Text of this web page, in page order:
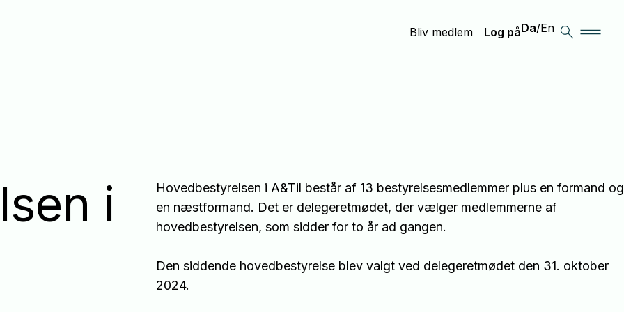
Bliv medlem Log påDa/En
i
Hovedbestyrelsen i A&Til består af 13 bestyrelsesmedlemmer plus en formand og
en næstformand. Det er delegeretmødet, der vælger medlemmerne af
hovedbestyrelsen, som sidder for to år ad gangen.
Den siddende hovedbestyrelse blev valgt ved delegeretmødet den 31. oktober
2024.